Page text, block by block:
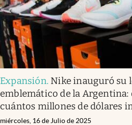
Expansión. Nike inauguró su
emblemático de la Argentina:
cuántos millones de dólares
miércoles, 16 de Julio de 2025